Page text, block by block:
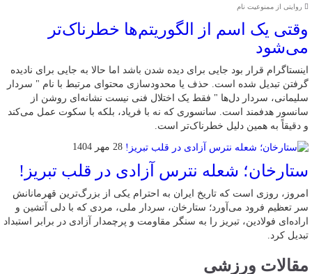
روایتی از ممنوعیت نام
وقتی یک اسم از الگوریتم‌ها خطرناک‌تر
می‌شود
اینستاگرام قرار بود جایی برای دیده شدن باشد اما حالا به جایی برای نادیده
گرفتن تبدیل شده است. حذف یا محدودسازی محتوای مرتبط با نام " سردار
سلیمانی، سردار دل‌ها " فقط یک اختلال فنی نیست نشانه‌ای روشن از
سانسور هدفمند است. سانسوری که نه با فریاد، بلکه با سکوت عمل می‌کند
و دقیقاً به همین دلیل خطرناک‌تر است.
28 مهر 1404
ستارخان؛ شعله نترس آزادی در قلب تبریز!
امروز، روزی است که تاریخ ایران به احترام یکی از بزرگ‌ترین قهرمانانش
سر تعظیم فرود می‌آورد؛ ستارخان، سردار ملی، مردی که با دلی آتشین و
اراده‌ای فولادین، تبریز را به سنگر مقاومت و پرچمدار آزادی در برابر استبداد
تبدیل کرد.
مقالات ورزشی